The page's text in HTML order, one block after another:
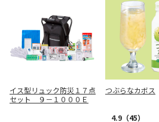
イス型リュック防災１７点
セット ９－１０００Ｅ
つぶらなカボス
4.9 （45）